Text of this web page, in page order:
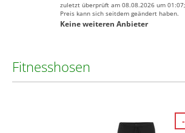
zuletzt überprüft am 08.08.2026 um
Preis kann sich seitdem geändert haben.
Keine weiteren Anbieter
Fitnesshosen